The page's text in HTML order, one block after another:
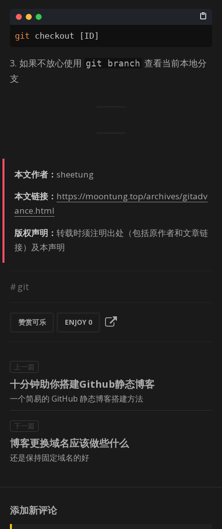
git checkout [ID]
3. 如果不放心使用 git branch 查看当前本地分
支
本文作者： shee­tung
本文链接： https://moontung.top/archives/gitadv
ance.html
版权声明： 转载时须注明出处（包括原作者和文章链
接）及本声明
git
赞赏可乐 ENJOY 0
十分钟助你搭建Github静态博客
一个简易的 GitHub 静态博客搭建方法
博客更换域名应该做些什么
还是保持固定域名的好
添加新评论